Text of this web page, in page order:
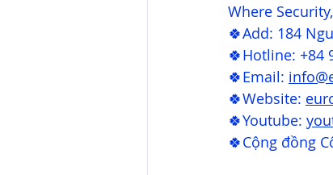
Where
🍀Add: 184
🍀Hotline: +84
🍀Email:
🍀Website:
🍀Youtube:
🍀Cộng đồng